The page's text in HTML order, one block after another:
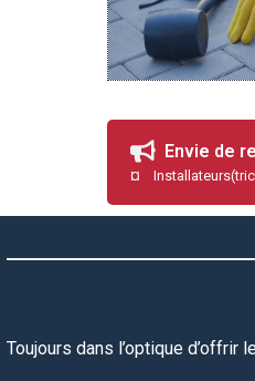
Envie de
¤
Toujours dans l’optique d’offrir